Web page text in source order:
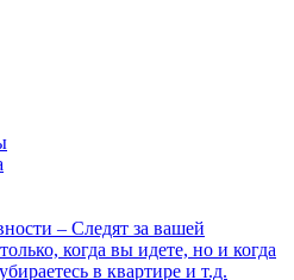
– Следят за вашей
когда вы идете, но и когда
в квартире и т.д.